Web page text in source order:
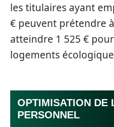
les titulaires ayant
€ peuvent prétendre
atteindre 1 525 €
logements
OPTIMISATION DE
PERSONNEL